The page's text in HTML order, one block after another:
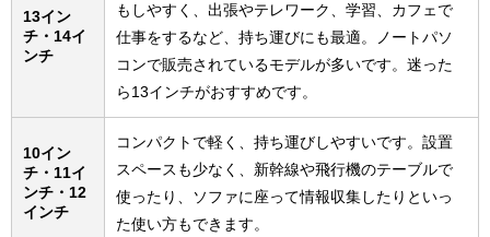
13イン
チ・14イ
ンチ
もしやすく、出張やテレワーク、学習、カフェで
仕事をするなど、持ち運びにも最適。ノートパソ
コンで販売されているモデルが多いです。迷った
ら13インチがおすすめです。
10イン
チ・11イ
ンチ・12
インチ
コンパクトで軽く、持ち運びしやすいです。設置
スペースも少なく、新幹線や飛行機のテーブルで
使ったり、ソファに座って情報収集したりといっ
た使い方もできます。